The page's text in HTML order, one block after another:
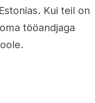
Kui teil on
tööandjaga